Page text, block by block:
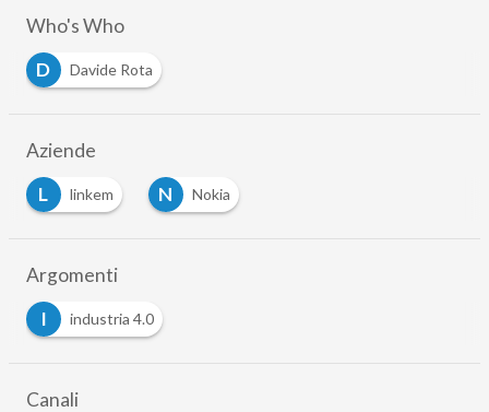
Who's Who
D
Davide Rota
Aziende
L
linkem N Nokia
Argomenti
I
industria 4.0
Canali